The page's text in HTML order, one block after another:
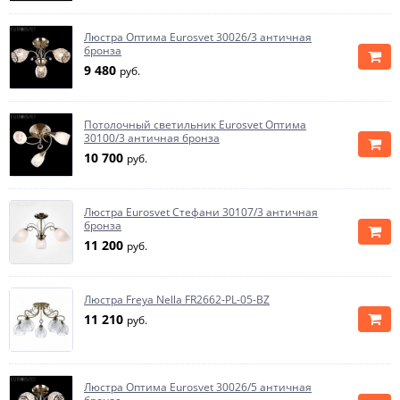
Люстра Оптима Eurosvet 30026/3 античная
бронза
9 480 руб.
Потолочный светильник Eurosvet Оптима
30100/3 античная бронза
10 700 руб.
Люстра Eurosvet Стефани 30107/3 античная
бронза
11 200 руб.
Люстра Freya Nella FR2662-PL-05-BZ
11 210 руб.
Люстра Оптима Eurosvet 30026/5 античная